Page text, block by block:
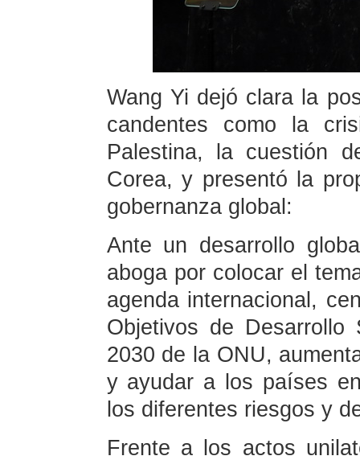
Wang Yi dejó clara la
candentes como la
Palestina, la cuestión
Corea, y presentó la
gobernanza global:
Ante un desarrollo
aboga por colocar el
agenda internacional,
Objetivos de Desarrollo
2030 de la ONU,
y ayudar a los países
los diferentes riesgos y
Frente a los actos